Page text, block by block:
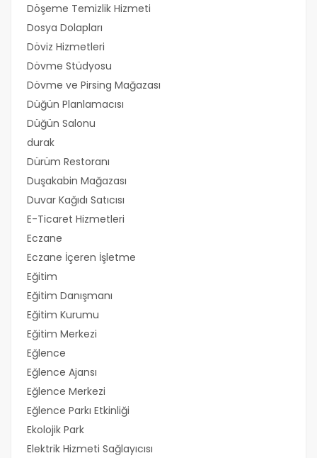
Döşeme Temizlik Hizmeti
Dosya Dolapları
Döviz Hizmetleri
Dövme Stüdyosu
Dövme ve Pirsing Mağazası
Düğün Planlamacısı
Düğün Salonu
durak
Dürüm Restoranı
Duşakabin Mağazası
Duvar Kağıdı Satıcısı
E-Ticaret Hizmetleri
Eczane
Eczane İçeren İşletme
Eğitim
Eğitim Danışmanı
Eğitim Kurumu
Eğitim Merkezi
Eğlence
Eğlence Ajansı
Eğlence Merkezi
Eğlence Parkı Etkinliği
Ekolojik Park
Elektrik Hizmeti Sağlayıcısı